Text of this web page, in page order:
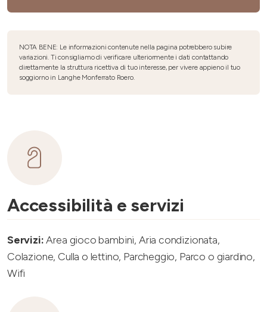
NOTA BENE: Le informazioni contenute nella pagina potrebbero subire
variazioni. Ti consigliamo di verificare ulteriormente i dati contattando
direttamente la struttura ricettiva di tuo interesse, per vivere appieno il tuo
soggiorno in Langhe Monferrato Roero.
Accessibilità e servizi
Servizi:Area gioco bambini, Aria condizionata,
Colazione, Culla o lettino, Parcheggio, Parco o giardino,
Wifi